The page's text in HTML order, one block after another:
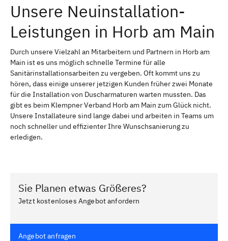
Unsere Neuinstallation-
Leistungen in Horb am Main
Durch unsere Vielzahl an Mitarbeitern und Partnern in Horb am
Main ist es uns möglich schnelle Termine für alle
Sanitärinstallationsarbeiten zu vergeben. Oft kommt uns zu
hören, dass einige unserer jetzigen Kunden früher zwei Monate
für die Installation von Duscharmaturen warten mussten. Das
gibt es beim Klempner Verband Horb am Main zum Glück nicht.
Unsere Installateure sind lange dabei und arbeiten in Teams um
noch schneller und effizienter Ihre Wunschsanierung zu
erledigen.
Sie Planen etwas Größeres?
Jetzt kostenloses Angebot anfordern
Angebot anfragen